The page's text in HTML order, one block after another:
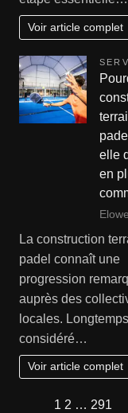
Voir article complet
elle
en
La construction
padel connaît une
progression
auprès des
locales. Longtemps
considéré…
Voir article complet
1 2 … 291